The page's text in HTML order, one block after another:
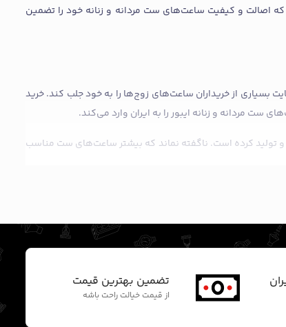
اصالت و کیفیت ساعت‌های ست مردانه و زنانه خود را تضمین
بسیاری از خریداران ساعت‌های زوج‌ها را به خود جلب کند. خرید
ست مردانه و زنانه ایبور را به ایران وارد می‌کند.
و تولید کرده است. ناگفته نماند که بیشتر ساعت‌های ست مناسب
است.
است و مشتریان و طرفداران زیادی دارد. این برند به دلیل
ست مردانه و زنانه اقدام کنید، توصیه ما این است که به
قیمتی مناسب تهیه کنید. به عبارت دیگر برخی از مدل‌های ست
تضمین بهترین قیمت
از قیمت خیالت راحت باشه